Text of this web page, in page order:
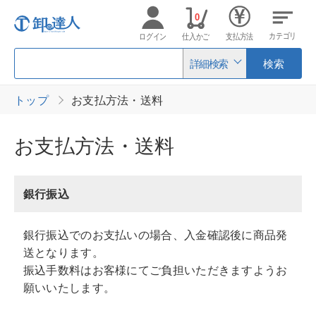
詳細検索 検索
ログイン 仕入かご
0
支払方法 カテゴリ
トップ お支払方法・送料
お支払方法・送料
銀行振込
銀行振込でのお支払いの場合、入金確認後に商品発
送となります。
振込手数料はお客様にてご負担いただきますようお
願いいたします。